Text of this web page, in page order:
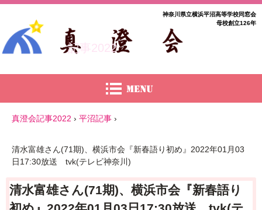
記事2022
神奈川県立横浜平沼高等学校同窓会
母校創立126年
真澄会記事2022 › 平沼記事 ›
清水富雄さん(71期)、横浜市会『新春語り初め』2022年01月03
日17:30放送 tvk(テレビ神奈川)
清水富雄さん(71期)、横浜市会『新春語り